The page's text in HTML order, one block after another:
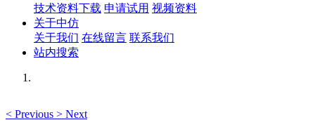
技术资料下载 申请试用 视频资料
关于中仿
关于我们 在线留言 联系我们
站内搜索
< Previous > Next